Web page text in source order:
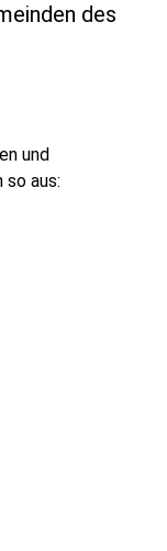
des
und
so aus: